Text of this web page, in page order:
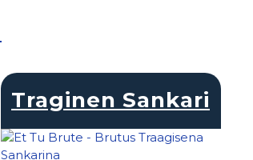
Traginen Sankari